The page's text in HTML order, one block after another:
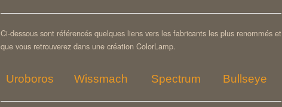
Ci-dessous sont référencés quelques liens vers les fabricants les plus renommés et
que vous retrouverez dans une création ColorLamp.
Uroboros Wissmach Spectrum Bullseye